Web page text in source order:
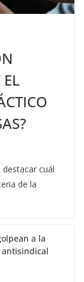
cuál
de la
a la
antisindical